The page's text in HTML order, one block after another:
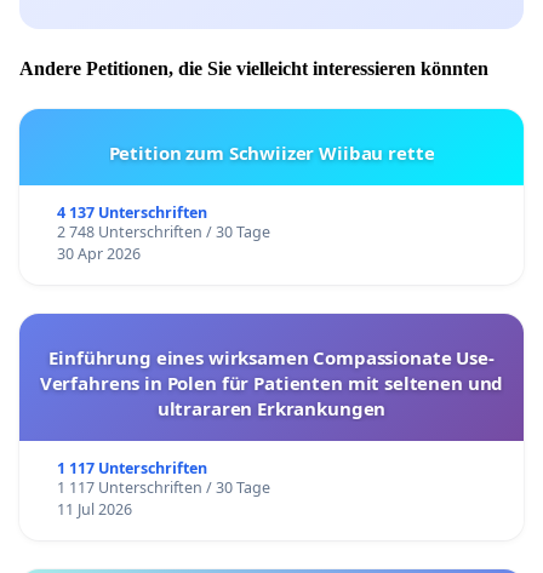
Andere Petitionen, die Sie vielleicht interessieren könnten
Petition zum Schwiizer Wiibau rette
4 137 Unterschriften
2 748 Unterschriften / 30 Tage
30 Apr 2026
Einführung eines wirksamen Compassionate Use-
Verfahrens in Polen für Patienten mit seltenen und
ultrararen Erkrankungen
1 117 Unterschriften
1 117 Unterschriften / 30 Tage
11 Jul 2026